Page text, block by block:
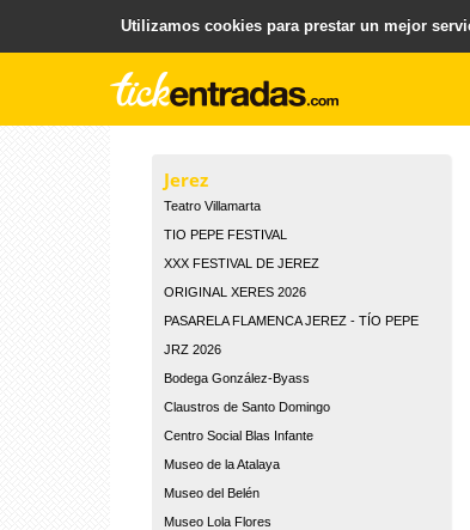
Plataforma para la Venta y Gestion de Entradas .
Jerez
Teatro Villamarta
TIO PEPE FESTIVAL
XXX FESTIVAL DE JEREZ
ORIGINAL XERES 2026
PASARELA FLAMENCA JEREZ - TÍO PEPE
JRZ 2026
Bodega González-Byass
Claustros de Santo Domingo
Centro Social Blas Infante
Museo de la Atalaya
Museo del Belén
Museo Lola Flores
Utilizamos cookies para prestar un mejor